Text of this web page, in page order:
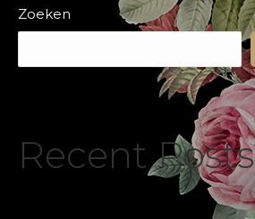
Zoeken
Recent Posts